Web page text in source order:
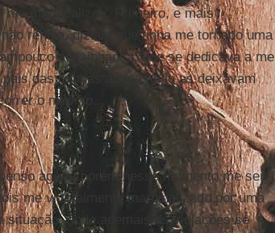
me marginalizou. Primeiro, e mais
rendia, diziam que tinha me tornado uma
a vizinhança, que se dedicava a me
das minhas amigas não as deixavam
o mesmo...
agora, porém nesse momento me senti
me vi totalmente marginalizado por uma
situação, onde ademais as violações se